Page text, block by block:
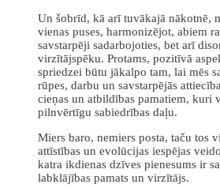
Un šobrīd, kā arī tuvākajā nākotnē,
vienas puses, harmonizējot, abiem
savstarpēji sadarbojoties, bet arī
virzītājspēku. Protams, pozitīvā
spriedzei būtu jākalpo tam, lai mēs
rūpes, darbu un savstarpējās
cieņas un atbildības pamatiem, kuri
pilnvērtīgu sabiedrības daļu.
Miers baro, nemiers posta, taču tos
attīstības un evolūcijas iespējas
katra ikdienas dzīves pienesums ir
labklājības pamats un virzītājs.